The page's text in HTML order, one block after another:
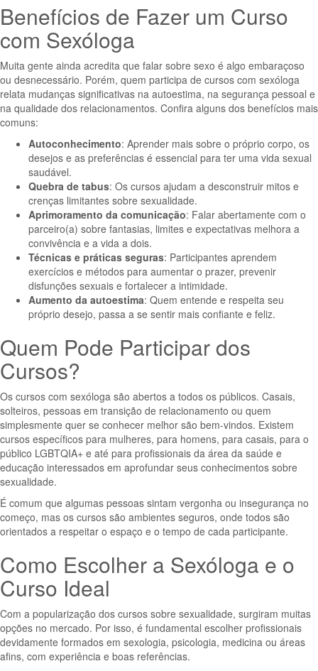
Benefícios de Fazer um Curso
com Sexóloga
Muita gente ainda acredita que falar sobre sexo é algo embaraçoso
ou desnecessário. Porém, quem participa de cursos com sexóloga
relata mudanças significativas na autoestima, na segurança pessoal e
na qualidade dos relacionamentos. Confira alguns dos benefícios mais
comuns:
Autoconhecimento: Aprender mais sobre o próprio corpo, os
desejos e as preferências é essencial para ter uma vida sexual
saudável.
Quebra de tabus: Os cursos ajudam a desconstruir mitos e
crenças limitantes sobre sexualidade.
Aprimoramento da comunicação: Falar abertamente com o
parceiro(a) sobre fantasias, limites e expectativas melhora a
convivência e a vida a dois.
Técnicas e práticas seguras: Participantes aprendem
exercícios e métodos para aumentar o prazer, prevenir
disfunções sexuais e fortalecer a intimidade.
Aumento da autoestima: Quem entende e respeita seu
próprio desejo, passa a se sentir mais confiante e feliz.
Quem Pode Participar dos
Cursos?
Os cursos com sexóloga são abertos a todos os públicos. Casais,
solteiros, pessoas em transição de relacionamento ou quem
simplesmente quer se conhecer melhor são bem-vindos. Existem
cursos específicos para mulheres, para homens, para casais, para o
público LGBTQIA+ e até para profissionais da área da saúde e
educação interessados em aprofundar seus conhecimentos sobre
sexualidade.
É comum que algumas pessoas sintam vergonha ou insegurança no
começo, mas os cursos são ambientes seguros, onde todos são
orientados a respeitar o espaço e o tempo de cada participante.
Como Escolher a Sexóloga e o
Curso Ideal
Com a popularização dos cursos sobre sexualidade, surgiram muitas
opções no mercado. Por isso, é fundamental escolher profissionais
devidamente formados em sexologia, psicologia, medicina ou áreas
afins, com experiência e boas referências.